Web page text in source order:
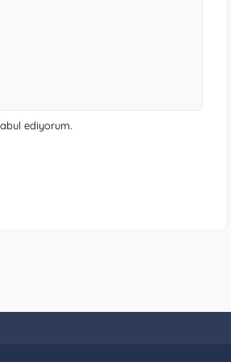
ediyorum.